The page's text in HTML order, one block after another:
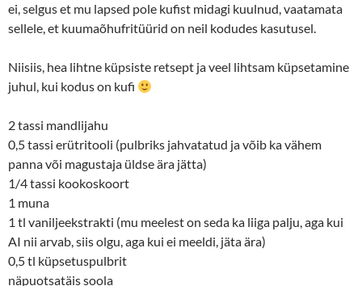
ei, selgus et mu lapsed pole kufist midagi kuulnud, vaatamata
sellele, et kuumaõhufritüürid on neil kodudes kasutusel.
Niisiis, hea lihtne küpsiste retsept ja veel lihtsam küpsetamine
juhul, kui kodus on kufi
2 tassi mandlijahu
0,5 tassi erütritooli (pulbriks jahvatatud ja võib ka vähem
panna või magustaja üldse ära jätta)
1/4 tassi kookoskoort
1 muna
1 tl vaniljeekstrakti (mu meelest on seda ka liiga palju, aga kui
AI nii arvab, siis olgu, aga kui ei meeldi, jäta ära)
0,5 tl küpsetuspulbrit
näpuotsatäis soola